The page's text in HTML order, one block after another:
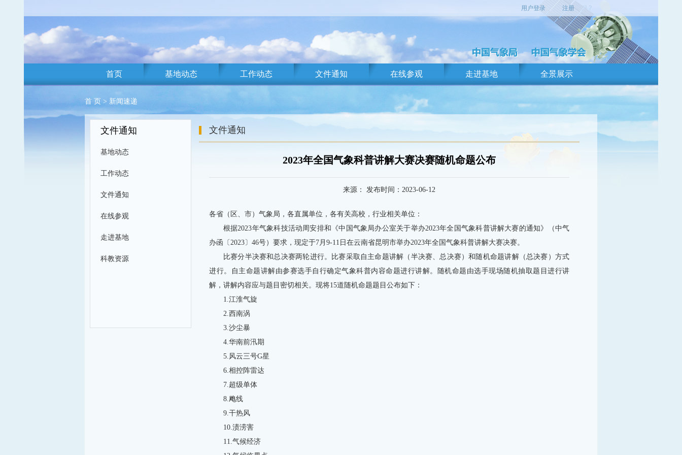
用户登录 注册
首页 基地动态 工作动态 文件通知 在线参观 走进基地 全景展示
首 页 > 新闻速递
文件通知
基地动态
工作动态
文件通知
在线参观
走进基地
科教资源
文件通知
2023年全国气象科普讲解大赛决赛随机命题公布
来源： 发布时间：2023-06-12
各省（区、市）气象局，各直属单位，各有关高校，行业相关单位：
根据2023年气象科技活动周安排和《中国气象局办公室关于举办2023年全国气象科普讲解大赛的通知》（中气
办函〔2023〕46号）要求，现定于7月9-11日在云南省昆明市举办2023年全国气象科普讲解大赛决赛。
比赛分半决赛和总决赛两轮进行。比赛采取自主命题讲解（半决赛、总决赛）和随机命题讲解（总决赛）方式
进行。自主命题讲解由参赛选手自行确定气象科普内容命题进行讲解。随机命题由选手现场随机抽取题目进行讲
解，讲解内容应与题目密切相关。现将15道随机命题题目公布如下：
1.江淮气旋
2.西南涡
3.沙尘暴
4.华南前汛期
5.风云三号G星
6.相控阵雷达
7.超级单体
8.飑线
9.干热风
10.渍涝害
11.气候经济